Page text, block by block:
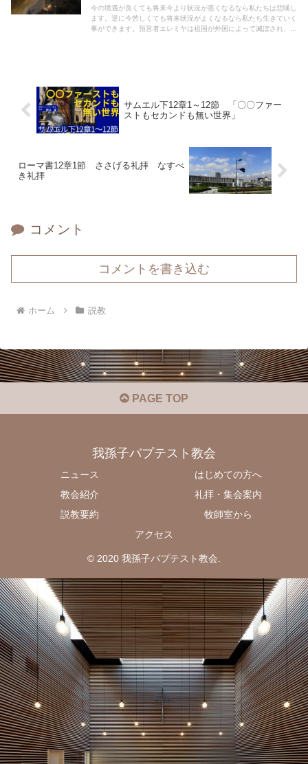
今の境遇が良くても将来今より状況が悪くなるなら私たちは悲嘆し
ます。逆に今苦しくても将来状況がよくなるなら私たち生きていく
事ができます。預言者エレミヤは祖国が外国によって滅ぼされ、王
サムエル下12章1～12節 「〇〇ファー
ストもセカンドも無い世界」
ローマ書12章1節 ささげる礼拝 なすべ
き礼拝
コメント
コメントを書き込む
ホーム 説教
PAGE TOP
我孫子バプテスト教会
ニュース
はじめての方へ
教会紹介
礼拝・集会案内
説教要約
牧師室から
アクセス
© 2020 我孫子バプテスト教会.